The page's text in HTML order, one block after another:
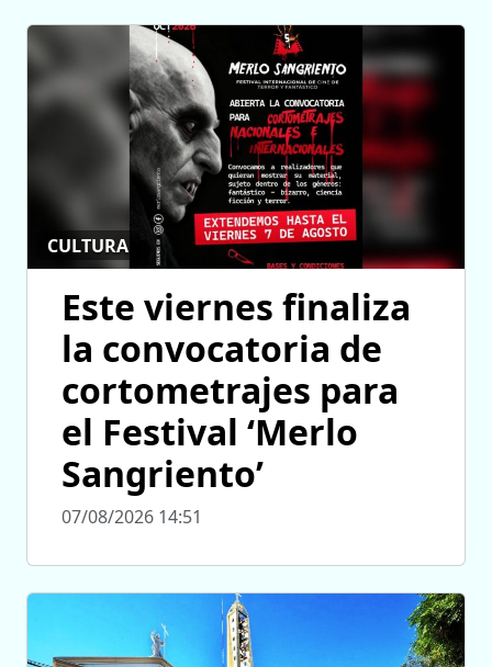
CULTURA
Este viernes finaliza
la convocatoria de
cortometrajes para
el Festival ‘Merlo
Sangriento’
07/08/2026 14:51